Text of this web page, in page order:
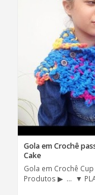
Gola em Crochê
Cake
Gola em Crochê
Produtos ▶ ... ▼